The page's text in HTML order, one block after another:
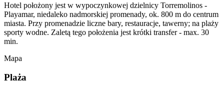
Hotel położony jest w wypoczynkowej dzielnicy Torremolinos -
Playamar, niedaleko nadmorskiej promenady, ok. 800 m do centrum
miasta. Przy promenadzie liczne bary, restauracje, tawerny; na plaży
sporty wodne. Zaletą tego położenia jest krótki transfer - max. 30
min.
Mapa
Plaża